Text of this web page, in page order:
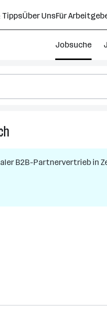
TippsÜber UnsFür
Jobsuche
Sales
B2B-Partnervertrieb in